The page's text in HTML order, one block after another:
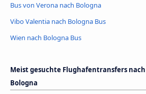
Bus von Verona nach Bologna
Vibo Valentia nach Bologna Bus
Wien nach Bologna Bus
Meist gesuchte Flughafentransfers
Bologna